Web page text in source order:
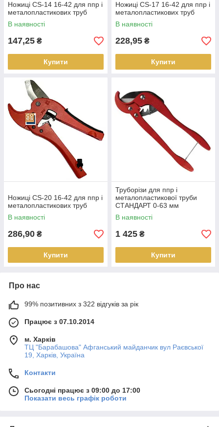
Ножиці CS-14 16-42 для ппр і
металопластикових труб
В наявності
147,25 ₴
Купити
Ножиці CS-17 16-42 для ппр і
металопластикових труб
В наявності
228,95 ₴
Купити
Ножиці CS-20 16-42 для ппр і
металопластикових труб
В наявності
286,90 ₴
Купити
Труборізи для ппр і
металопластикової труби
СТАНДАРТ 0-63 мм
В наявності
1 425 ₴
Купити
Про нас
99% позитивних з 322 відгуків за рік
Працює з 07.10.2014
м. Харків
ТЦ "Барабашова" Афганський майданчик вул Раєвської
19, Харків, Україна
Контакти
Сьогодні працює з 09:00 до 17:00
Показати весь графік роботи